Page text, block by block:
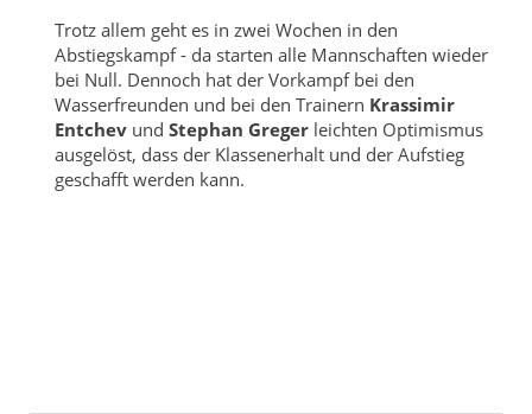
Trotz allem geht es in zwei Wochen in den
Abstiegskampf - da starten alle Mannschaften wieder
bei Null. Dennoch hat der Vorkampf bei den
Wasserfreunden und bei den Trainern Krassimir
Entchevund Stephan Gregerleichten Optimismus
ausgelöst, dass der Klassenerhalt und der Aufstieg
geschafft werden kann.